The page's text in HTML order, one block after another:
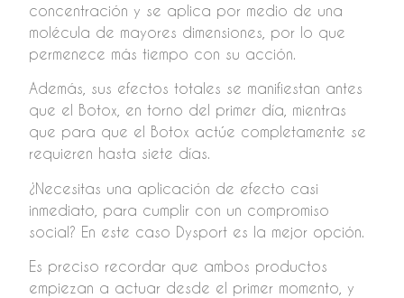
concentración y se aplica por medio de una
molécula de mayores dimensiones, por lo que
permenece más tiempo con su acción.
Además, sus efectos totales se manifiestan antes
que el Botox, en torno del primer día, mientras
que para que el Botox actúe completamente se
requieren hasta siete días.
¿Necesitas una aplicación de efecto casi
inmediato, para cumplir con un compromiso
social? En este caso Dysport es la mejor opción.
Es preciso recordar que ambos productos
empiezan a actuar desde el primer momento, y